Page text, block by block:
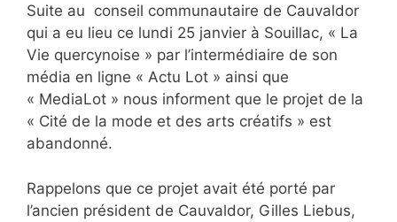
Suite au conseil communautaire de Cauvaldor
qui a eu lieu ce lundi 25 janvier à Souillac, « La
Vie quercynoise » par l’intermédiaire de son
média en ligne « Actu Lot » ainsi que
« MediaLot » nous informent que le projet de la
« Cité de la mode et des arts créatifs » est
abandonné.
Rappelons que ce projet avait été porté par
l’ancien président de Cauvaldor, Gilles Liebus,